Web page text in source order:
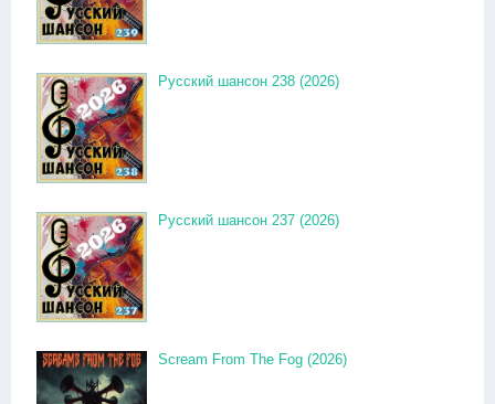
Русский шансон 238 (2026)
Русский шансон 237 (2026)
Scream From The Fog (2026)